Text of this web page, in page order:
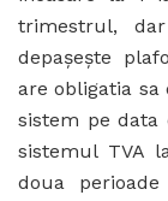
trimestrul,
depaşeşte
are obligatia
sistem pe
sistemul TVA
doua